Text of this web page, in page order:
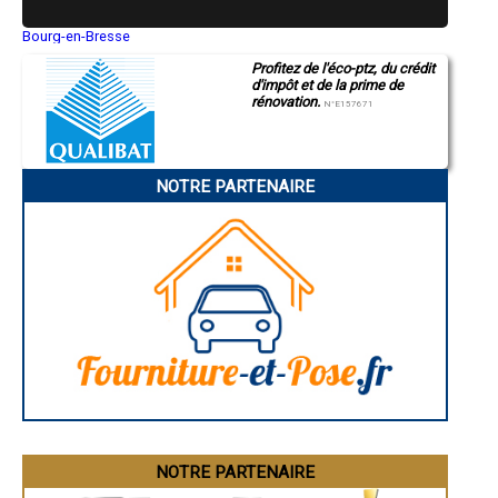
- Entreprise de rénovation immobilière à Gardères
- Entreprise de rénovation immobilière à Ordizan
- Entreprise de rénovation immobilière à Cantaous
- Entreprise de rénovation immobilière à Tostat
- Entreprise de rénovation immobilière à Beaucens
- Entreprise de rénovation immobilière à Ayzac-Ost
- Entreprise de rénovation immobilière à Mascaras
- Entreprise de rénovation immobilière à Monléon-Magnoac
- Entreprise de rénovation immobilière à Lézignan
- Entreprise de rénovation immobilière à Montastruc
- Entreprise de rénovation immobilière à Sarniguet
- Entreprise de rénovation immobilière à Auriébat
- Entreprise de rénovation immobilière à Vidouze
- Entreprise de rénovation immobilière à Arcizac-ez-Angles
- Entreprise de rénovation immobilière à Bazillac
- Entreprise de rénovation immobilière à Uglas
- Entreprise de rénovation immobilière à Souyeaux
- Entreprise de rénovation immobilière à Gez
- Entreprise de rénovation immobilière à Campistrous
- Entreprise de rénovation immobilière à Adast
Bourg-en-Bresse
Montluçon
Manosque
Gap
Charleville-Mézières
Pamiers
Narbonne
Saint-Brieuc
Besançon
Évreux
Brest
Profitez de l'éco-ptz, du crédit
d'impôt et de la prime de
rénovation. N°E157671
NOTRE PARTENAIRE
NOTRE PARTENAIRE